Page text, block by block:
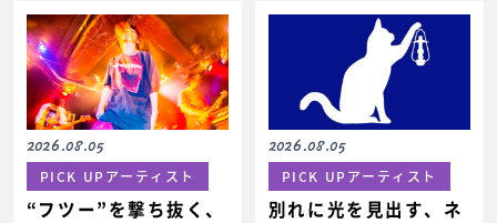
2026.08.05
PICK UPアーティスト
“フツー”を撃ち抜く、
2026.08.05
PICK UPアーティスト
別れに光を見出す、ネ